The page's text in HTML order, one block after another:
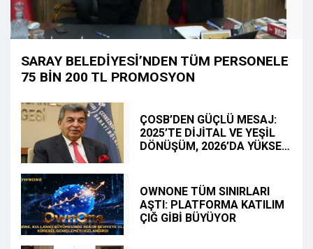
SARAY BELEDİYESİ’NDEN TÜM PERSONELE
75 BİN 200 TL PROMOSYON
ÇOSB’DEN GÜÇLÜ MESAJ:
2025’TE DİJİTAL VE YEŞİL
DÖNÜŞÜM, 2026’DA YÜKSEK
OWNONE TÜM SINIRLARI
AŞTI: PLATFORMA KATILIM
ÇIĞ GİBİ BÜYÜYOR